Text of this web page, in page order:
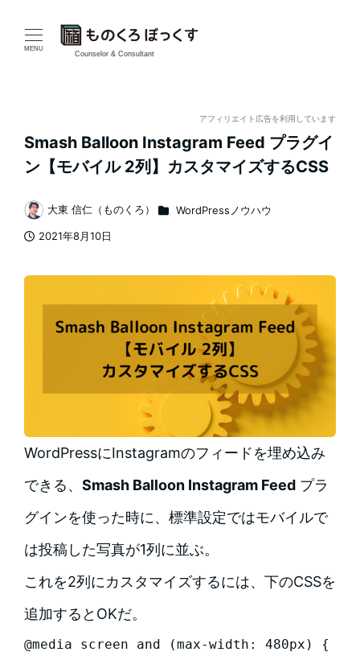
MENU
Counselor & Consultant
アフィリエイト広告を利用しています
Smash Balloon Instagram Feed プラグイ
ン【モバイル 2列】カスタマイズするCSS
2021年8月10日
著
者
大東 信仁（ものくろ） カテゴリー
WordPressノウハウ
WordPressにInstagramのフィードを埋め込み
できる、 Smash Balloon Instagram Feedプラ
グインを使った時に、標準設定ではモバイルで
は投稿した写真が1列に並ぶ。
これを2列にカスタマイズするには、下のCSSを
追加するとOKだ。
@media screen and (max-width: 480px) {